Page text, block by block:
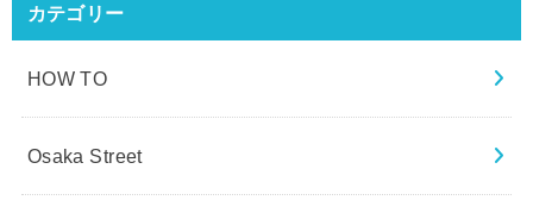
カテゴリー
HOW TO
Osaka Street